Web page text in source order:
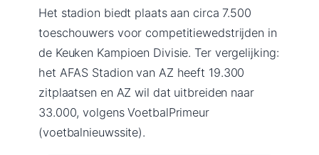
Het stadion biedt plaats aan circa 7.500
toeschouwers voor competitiewedstrijden in
de Keuken Kampioen Divisie. Ter vergelijking:
het AFAS Stadion van AZ heeft 19.300
zitplaatsen en AZ wil dat uitbreiden naar
33.000, volgens VoetbalPrimeur
(voetbalnieuwssite).